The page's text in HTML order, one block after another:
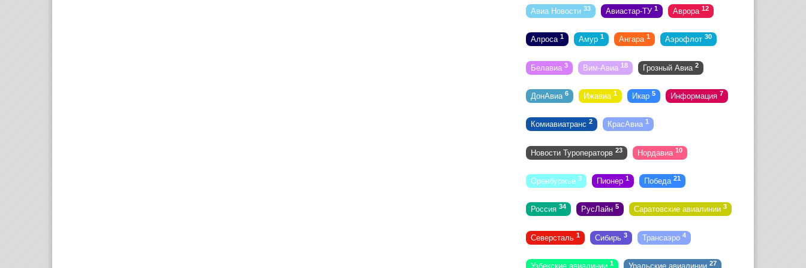
Авиа Новости 33 Авиастар-ТУ 1 Аврора 12
Алроса 1 Амур 1 Ангара 1 Аэрофлот 30
Белавиа 3 Вим-Авиа 18 Грозный Авиа 2
ДонАвиа 6 Ижавиа 1 Икар 5 Информация 7
Комиавиатранс 2 КрасАвиа 1
Новости Туроператорв 23 Нордавиа 10
Оренбуржье 3 Пионер 1 Победа 21
Россия 34 РусЛайн 5 Саратовские авиалинии 3
Северсталь 1 Сибирь 3 Трансаэро 4
Узбекские авиалинии 1 Уральские авиалинии 27